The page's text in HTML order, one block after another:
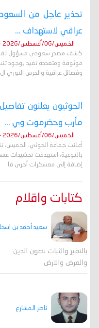
تحذير عاجل من
عراقي لاستهداف ...
الخميس/06/أغسطس/2026 - 11:30 م
كشف مصدر سعودي مسؤول لقناة
موثوقة ومتعددة تفيد بوجود
وفصائل عراقية والحرس الثوري ال
الحوثيون يعلنون
مأرب وحضرموت وي ...
الخميس/06/أغسطس/2026 - 06:13 م
أعلنت جماعة الحوثي، الخميس،
بالنوعية، استهدفت تحشيدات
إضافة إلى معسكرات أخرى قا
كتابات واقلام
سعيد أحمد بن
بالنفير والثبات نصون الدين
والعرض والارض
ناصر المشارع